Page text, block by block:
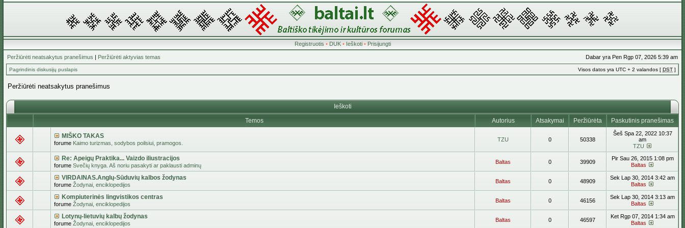
Registruotis • DUK• Ieškoti• Prisijungti
Peržiūrėti neatsakytus pranešimus | Peržiūrėti aktyvias temas Dabar yra Pen Rgp 07, 2026 5:39 am
Pagrindinis diskusijų puslapis Visos datos yra UTC + 2 valandos [ DST ]
Peržiūrėti neatsakytus pranešimus
Ieškoti
Temos
Autorius Atsakymai Peržiūrėta Paskutinis pranešimas
MIŠKO TAKAS
forume Kaimo turizmas, sodybos poilsiui, pramogos.
TZU 0 50338
Šeš Spa 22, 2022 10:37
am
TZU
Re: Apeigų Praktika... Vaizdo iliustracijos
forume Svečių knyga. Aš noriu pasakyti ar paklausti adminų
Baltas 0 39909
Pir Sau 26, 2015 1:08 pm
Baltas
VIRDAINAS.Anglų-Sūduvių kalbos žodynas
forume Žodynai, enciklopedijos
Baltas 0 48909
Sek Lap 30, 2014 3:42 am
Baltas
Kompiuterinės lingvistikos centras
forume Žodynai, enciklopedijos
Baltas 0 46156
Sek Lap 30, 2014 3:13 am
Baltas
Lotynų-lietuvių kalbų žodynas
forume Žodynai, enciklopedijos
Baltas 0 46597
Ket Rgp 07, 2014 1:34 am
Baltas